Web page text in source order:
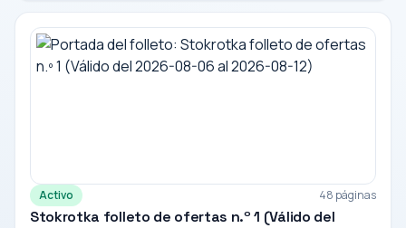
Activo 48 páginas
Stokrotka folleto de ofertas n.º 1 (Válido del